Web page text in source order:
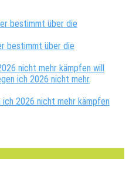
bestimmt über die
bestimmt über die
nicht mehr kämpfen will
ich 2026 nicht mehr
ich 2026 nicht mehr kämpfen